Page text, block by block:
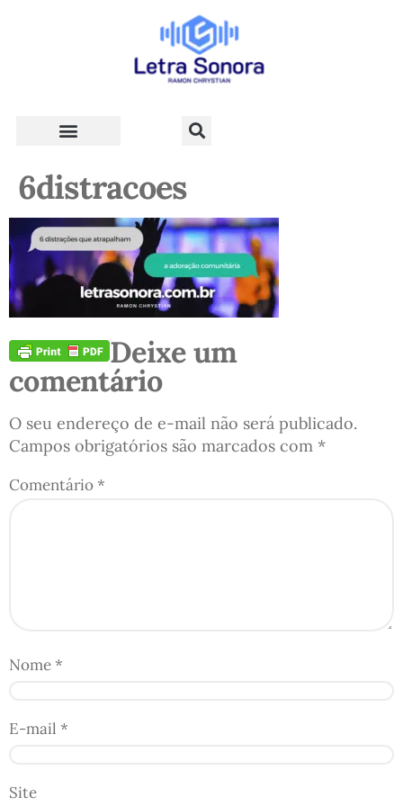
6distracoes
Deixe um
comentário
O seu endereço de e-mail não será publicado.
Campos obrigatórios são marcados com *
Comentário*
Nome*
E-mail *
Site